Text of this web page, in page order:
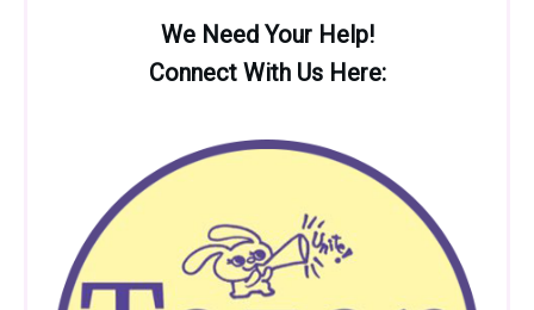
We Need Your Help!
Connect With Us Here: